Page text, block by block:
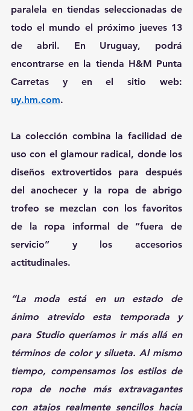
paralela en tiendas seleccionadas de
todo el mundo el próximo jueves 13
de abril. En Uruguay, podrá
encontrarse en la tienda H&M Punta
uy.hm.com.
La colección combina la facilidad de
uso con el glamour radical, donde los
diseños extrovertidos para después
del anochecer y la ropa de abrigo
trofeo se mezclan con los favoritos
de la ropa informal de “fuera de
servicio” y los accesorios
actitudinales.
“La moda está en un estado de
ánimo atrevido esta temporada y
para Studio queríamos ir más allá en
términos de color y silueta. Al mismo
tiempo, compensamos los estilos de
ropa de noche más extravagantes
con atajos realmente sencillos hacia